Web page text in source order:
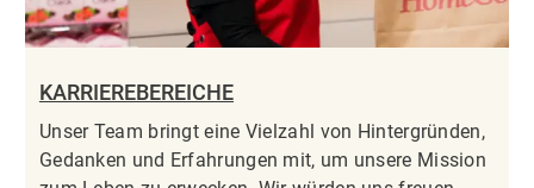
KARRIEREBEREICHE
Unser Team bringt eine Vielzahl von Hintergründen,
Gedanken und Erfahrungen mit, um unsere Mission